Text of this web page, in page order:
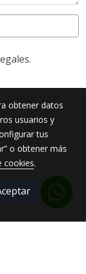
obtener datos
usuarios y
tus
o obtener más
cookies.